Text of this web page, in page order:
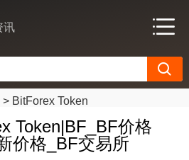
讯
> BitForex Token
Token|BF_BF价格
价格_BF交易所